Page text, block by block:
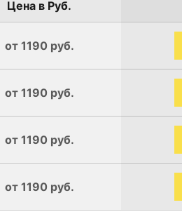
Цена в Руб.
от 1190 руб.
от 1190 руб.
от 1190 руб.
от 1190 руб.